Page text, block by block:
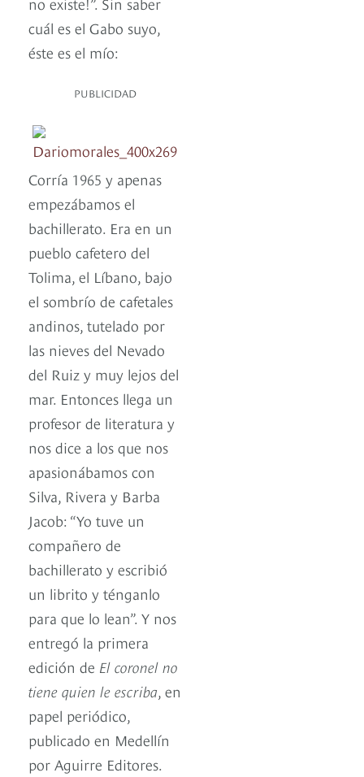
cuál es el Gabo suyo,
éste es el mío:
PUBLICIDAD
Corría 1965 y apenas
empezábamos el
bachillerato. Era en un
pueblo cafetero del
Tolima, el Líbano, bajo
el sombrío de cafetales
andinos, tutelado por
las nieves del Nevado
del Ruiz y muy lejos del
mar. Entonces llega un
profesor de literatura y
nos dice a los que nos
apasionábamos con
Silva, Rivera y Barba
Jacob: “Yo tuve un
compañero de
bachillerato y escribió
un librito y ténganlo
para que lo lean”. Y nos
entregó la primera
edición de El coronel no
tiene quien le escriba, en
papel periódico,
publicado en Medellín
por Aguirre Editores.